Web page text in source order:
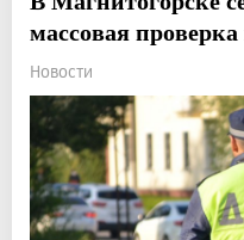
массовая проверка
Новости